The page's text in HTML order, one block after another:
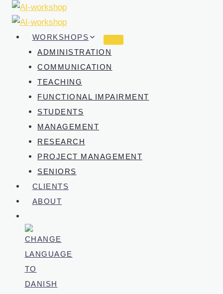
Skip
content
WORKSHOPS
ADMINISTRATION
COMMUNICATION
TEACHING
FUNCTIONAL IMPAIRMENT
STUDENTS
MANAGEMENT
RESEARCH
PROJECT MANAGEMENT
SENIORS
CLIENTS
ABOUT